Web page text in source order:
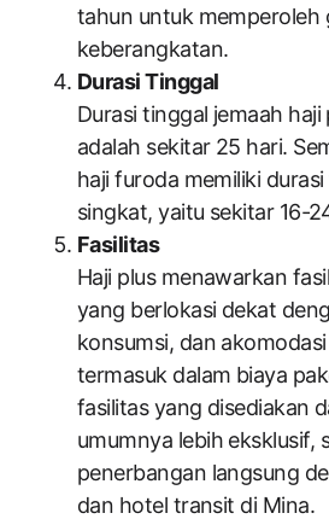
tahun untuk memperoleh
keberangkatan.
Durasi Tinggal
Durasi tinggal jemaah haji
adalah sekitar 25 hari.
haji furoda memiliki
singkat, yaitu sekitar 16-
Fasilitas
Haji plus menawarkan
yang berlokasi dekat
konsumsi, dan
termasuk dalam biaya
fasilitas yang disediakan
umumnya lebih eksklusif,
penerbangan langsung
dan hotel transit di Mina.